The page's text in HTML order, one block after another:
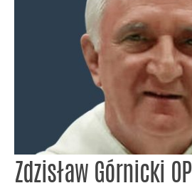
Zdzisław Górnicki OP